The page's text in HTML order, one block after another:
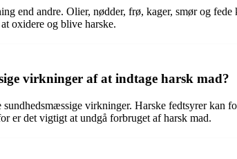
end andre. Olier, nødder, frø, kager, smør og
oxidere og blive harske.
virkninger af at indtage harsk mad?
sundhedsmæssige virkninger. Harske fedtsyrer
er det vigtigt at undgå forbruget af harsk mad.